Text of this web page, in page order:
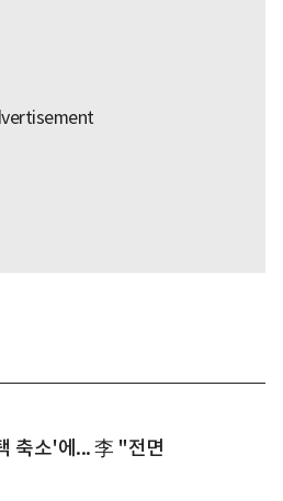
축소'에... 李 "전면